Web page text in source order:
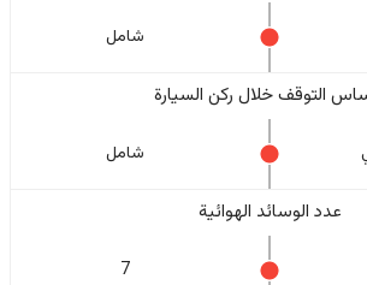
شامل
التوقف خلال ركن السيارة
شامل
عدد الوسائد الهوائية
7